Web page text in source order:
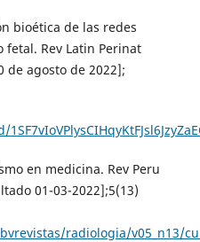
bioética de las redes
fetal. Rev Latin Perinat
de agosto de 2022];
en medicina. Rev Peru
01-03-2022];5(13)
radiologia/v05_n13/